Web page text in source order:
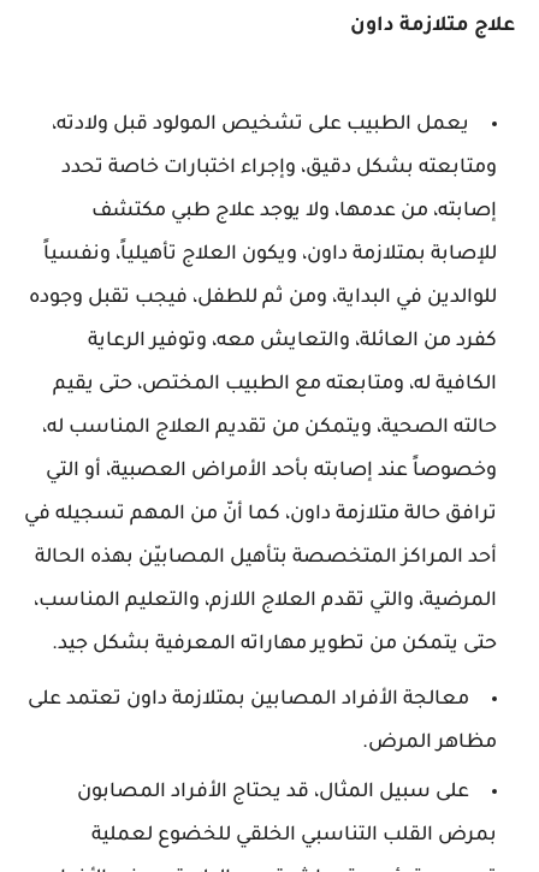
علاج متلازمة داون
يعمل الطبيب على تشخيص المولود قبل ولادته،
ومتابعته بشكل دقيق، وإجراء اختبارات خاصة تحدد
إصابته، من عدمها، ولا يوجد علاج طبي مكتشف
للإصابة بمتلازمة داون، ويكون العلاج تأهيلياً، ونفسياً
للوالدين في البداية، ومن ثم للطفل، فيجب تقبل وجوده
كفرد من العائلة، والتعايش معه، وتوفير الرعاية
الكافية له، ومتابعته مع الطبيب المختص، حتى يقيم
حالته الصحية، ويتمكن من تقديم العلاج المناسب له،
وخصوصاً عند إصابته بأحد الأمراض العصبية، أو التي
ترافق حالة متلازمة داون، كما أنّ من المهم تسجيله في
أحد المراكز المتخصصة بتأهيل المصابيّن بهذه الحالة
المرضية، والتي تقدم العلاج اللازم، والتعليم المناسب،
حتى يتمكن من تطوير مهاراته المعرفية بشكل جيد.
معالجة الأفراد المصابين بمتلازمة داون تعتمد على
مظاهر المرض.
على سبيل المثال، قد يحتاج الأفراد المصابون
بمرض القلب التناسبي الخلقي للخضوع لعملية